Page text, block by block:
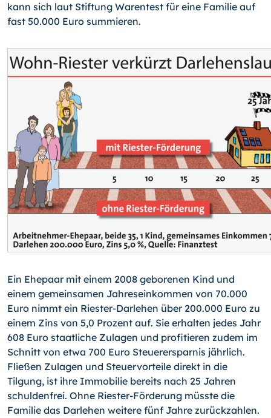
kann sich laut Stiftung Warentest für eine Familie auf
fast 50.000 Euro summieren.
Ein Ehepaar mit einem 2008 geborenen Kind und
einem gemeinsamen Jahreseinkommen von 70.000
Euro nimmt ein Riester-Darlehen über 200.000 Euro zu
einem Zins von 5,0 Prozent auf. Sie erhalten jedes Jahr
608 Euro staatliche Zulagen und profitieren zudem im
Schnitt von etwa 700 Euro Steuerersparnis jährlich.
Fließen Zulagen und Steuervorteile direkt in die
Tilgung, ist ihre Immobilie bereits nach 25 Jahren
schuldenfrei. Ohne Riester-Förderung müsste die
Familie das Darlehen weitere fünf Jahre zurückzahlen.